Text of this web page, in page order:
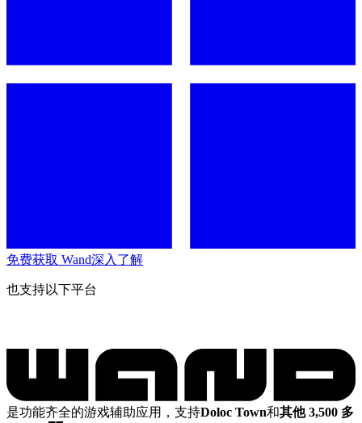
免费获取 Wand深入了解
也支持以下平台
是功能齐全的游戏辅助应用，支持Doloc Town和其他 3,500 多